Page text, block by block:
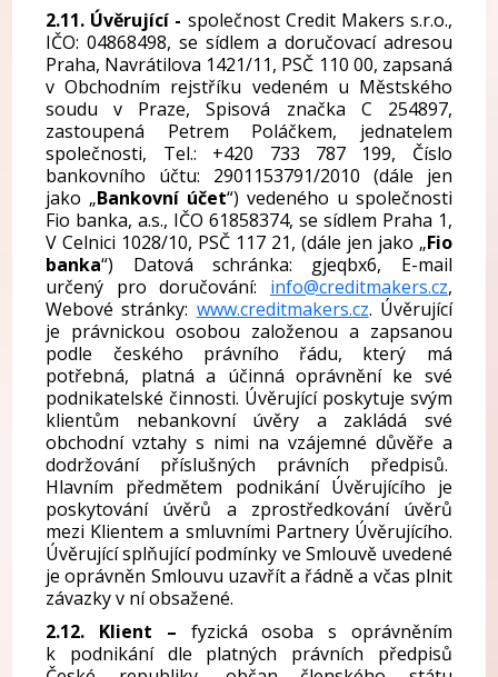
2.11. Úvěrující - společnost Credit Makers s.r.o.,
IČO: 04868498, se sídlem a doručovací adresou
Praha, Navrátilova 1421/11, PSČ 110 00, zapsaná
v Obchodním rejstříku vedeném u Městského
soudu v Praze, Spisová značka C 254897,
zastoupená Petrem Poláčkem, jednatelem
společnosti, Tel.: +420 733 787 199, Číslo
bankovního účtu: 2901153791/2010 (dále jen
jako „Bankovní účet“) vedeného u společnosti
Fio banka, a.s., IČO 61858374, se sídlem Praha 1,
V Celnici 1028/10, PSČ 117 21, (dále jen jako „Fio
banka“) Datová schránka: gjeqbx6, E-mail
určený pro doručování: info@creditmakers.cz,
Webové stránky: www.creditmakers.cz. Úvěrující
je právnickou osobou založenou a zapsanou
podle českého právního řádu, který má
potřebná, platná a účinná oprávnění ke své
podnikatelské činnosti. Úvěrující poskytuje svým
klientům nebankovní úvěry a zakládá své
obchodní vztahy s nimi na vzájemné důvěře a
dodržování příslušných právních předpisů.
Hlavním předmětem podnikání Úvěrujícího je
poskytování úvěrů a zprostředkování úvěrů
mezi Klientem a smluvními Partnery Úvěrujícího.
Úvěrující splňující podmínky ve Smlouvě uvedené
je oprávněn Smlouvu uzavřít a řádně a včas plnit
závazky v ní obsažené.
2.12. Klient – fyzická osoba s oprávněním
k podnikání dle platných právních předpisů